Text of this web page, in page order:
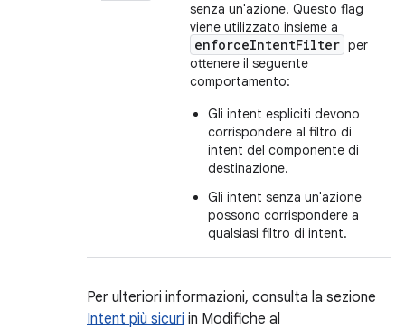
senza un'azione. Questo flag
viene utilizzato insieme a
enforceIntentFilter per
ottenere il seguente
comportamento:
Gli intent espliciti devono
corrispondere al filtro di
intent del componente di
destinazione.
Gli intent senza un'azione
possono corrispondere a
qualsiasi filtro di intent.
Per ulteriori informazioni, consulta la sezione
Intent più sicuri in Modifiche al